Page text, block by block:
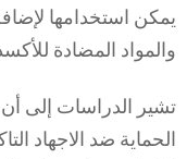
يمكن استخدامها
والمواد المضادة
تشير الدراسات إلى أن
الحماية ضد الاجهاد